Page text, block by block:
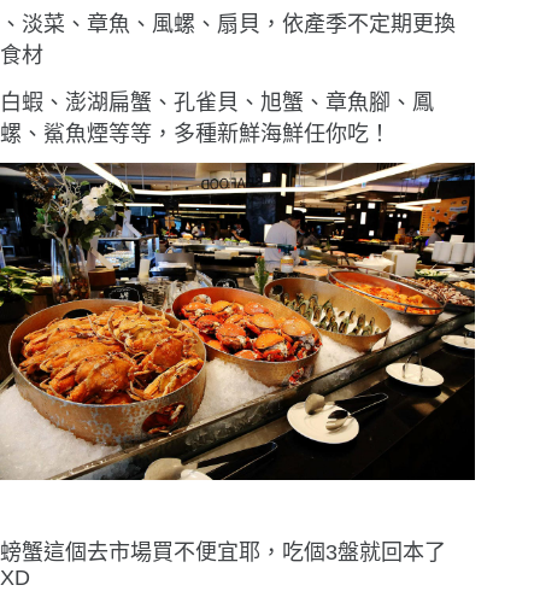
、淡菜、章魚、風螺、扇貝，依產季不定期更換
食材
白蝦、澎湖扁蟹、孔雀貝、旭蟹、章魚腳、鳳
螺、鯊魚煙等等，多種新鮮海鮮任你吃！
螃蟹這個去市場買不便宜耶，吃個3盤就回本了
XD